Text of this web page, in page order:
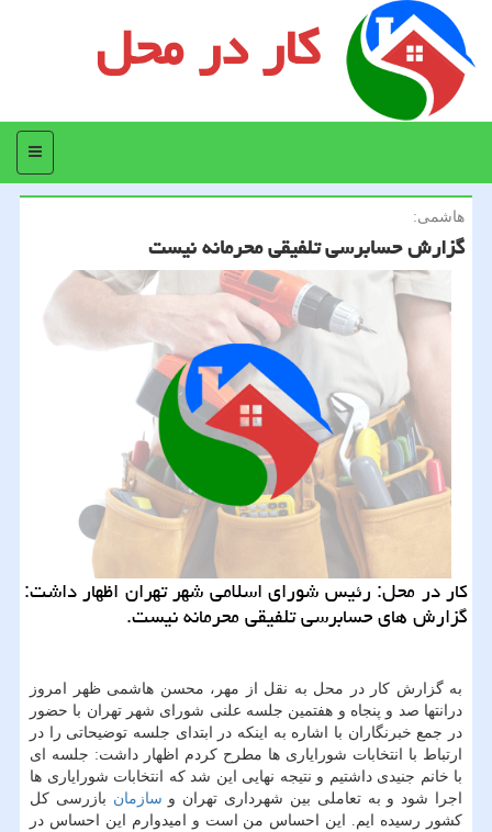
کار در محل
منو
هاشمی:
گزارش حسابرسی تلفیقی محرمانه نیست
كار در محل: رئیس شورای اسلامی شهر تهران اظهار داشت:
گزارش های حسابرسی تلفیقی محرمانه نیست.
به گزارش كار در محل به نقل از مهر، محسن هاشمی ظهر امروز
درانتها صد و پنجاه و هفتمین جلسه علنی شورای شهر تهران با حضور
در جمع خبرنگاران با اشاره به اینكه در ابتدای جلسه توضیحاتی را در
ارتباط با انتخابات شورایاری ها مطرح كردم اظهار داشت: جلسه ای
با خانم جنیدی داشتیم و نتیجه نهایی این شد كه انتخابات شورایاری ها
اجرا شود و به تعاملی بین شهرداری تهران و سازمان بازرسی كل
كشور رسیده ایم. این احساس من است و امیدوارم این احساس در